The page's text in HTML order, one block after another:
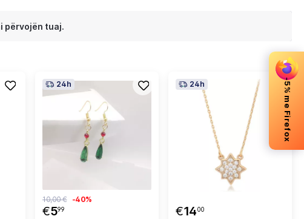
-5% me Firefox
përvojën tuaj.
24h
€599
10,00 € -40%
24h
€1400